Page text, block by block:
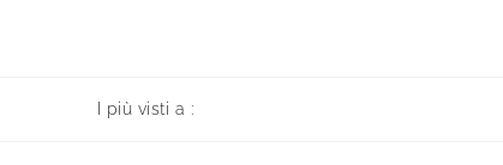
I più visti a :